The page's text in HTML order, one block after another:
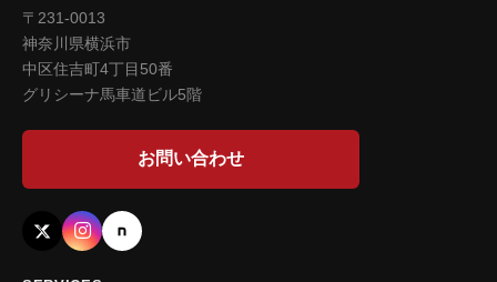
〒231-0013
神奈川県横浜市
中区住吉町4丁目50番
グリシーナ馬車道ビル5階
お問い合わせ